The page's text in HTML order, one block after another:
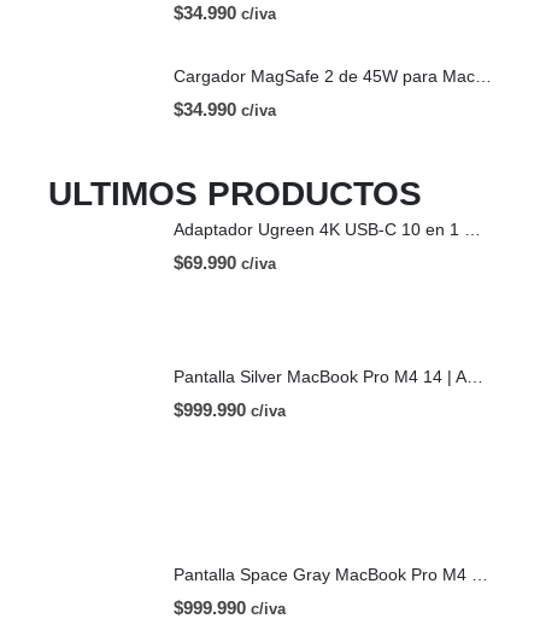
$34.990 c/iva
$34.990 c/iva
ULTIMOS PRODUCTOS
$69.990 c/iva
$999.990 c/iva
$999.990 c/iva